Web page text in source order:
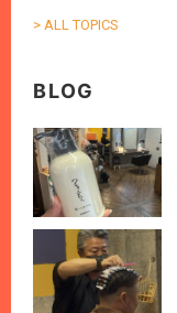
> ALL TOPICS
BLOG